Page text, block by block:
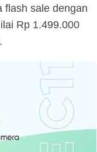
flash sale dengan
Rp 1.499.000